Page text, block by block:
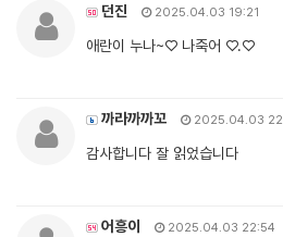
던진 2025.04.03 19:21
애란이 누나~♡ 나죽어 ♡.♡
까라까까꼬 2025.04.03
감사합니다 잘 읽었습니다
어흥이 2025.04.03 22:54